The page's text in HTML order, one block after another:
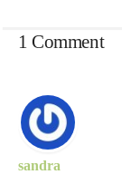
1 Comment
sandra